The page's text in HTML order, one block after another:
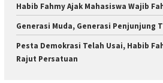
Habib Fahmy Ajak Mahasiswa Wajib
Generasi Muda, Generasi Penjunjung
Pesta Demokrasi Telah Usai, Habib
Rajut Persatuan